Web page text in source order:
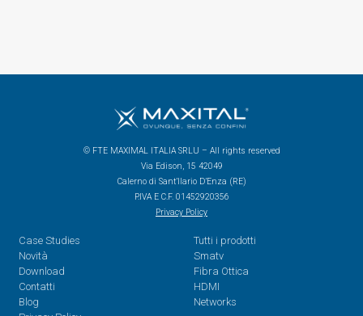
© FTE MAXIMAL ITALIA SRLU – All rights reserved
Via Edison, 15 42049
Calerno di Sant’Ilario D’Enza (RE)
P.IVA E C.F. 01452920356
Privacy Policy
Case Studies
Novità
Download
Contatti
Blog
Tutti i prodotti
Smatv
Fibra Ottica
HDMI
Networks